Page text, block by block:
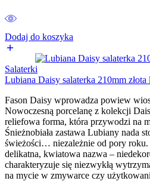
Dodaj do koszyka
Salaterki
Lubiana Daisy salaterka 210mm złota
Fason Daisy wprowadza powiew
Nowoczesną porcelanę z kolekcji
reliefowa forma, która przywodzi na
Śnieżnobiała zastawa Lubiany nada
świeżości… niezależnie od pory
delikatna, kwiatowa nazwa –
charakteryzuje się niezwykłą
na mycie w zmywarce czy